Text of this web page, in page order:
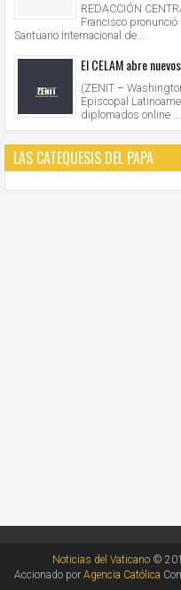
REDACCIÓN
Francisco
Santuario Internacional de...
El CELAM abre
(ZENIT –
Episcopal
diplomados online ...
LAS CATEQUESIS DEL PAPA
Noticias del Vaticano ©
Accionado por Agencia Católica